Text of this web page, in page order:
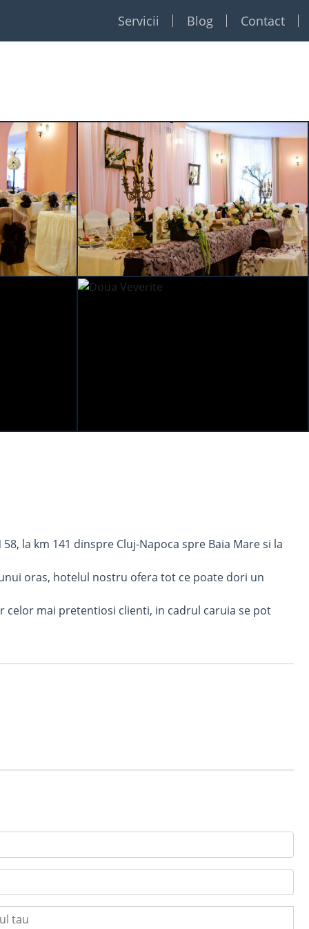
Servicii
Foto Video
Dj
Event planner
Blog Contact
la km 141 dinspre Cluj-Napoca spre Baia Mare si la
oras, hotelul nostru ofera tot ce poate dori un
celor mai pretentiosi clienti, in cadrul caruia se pot